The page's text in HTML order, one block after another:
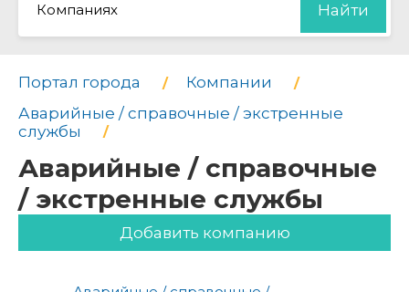
Компаниях Найти
Портал города
Компании
Аварийные / справочные / экстренные
службы
Аварийные / справочные
/ экстренные службы
Добавить компанию